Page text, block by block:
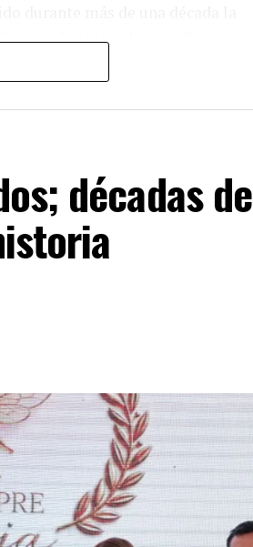
la verdad sobre lo sucedido.
relacionadas con funcionarios y
juez quien determine su
décadas de